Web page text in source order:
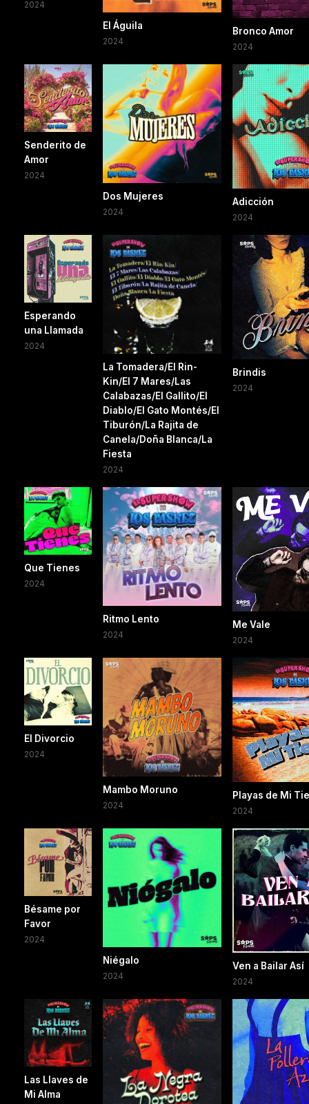
2024
El Águila
2024
Bronco Amor
2024
Senderito de
Amor
2024
Dos Mujeres
2024
Adicción
2024
Esperando
una Llamada
2024
La Tomadera/El Rin-
Kin/El 7 Mares/Las
Calabazas/El Gallito/El
Diablo/El Gato Montés/El
Tiburón/La Rajita de
Canela/Doña Blanca/La
Fiesta
2024
Brindis
2024
Que Tienes
2024
Ritmo Lento
2024
Me Vale
2024
El Divorcio
2024
Mambo Moruno
2024
Playas de Mi
2024
Bésame por
Favor
2024
Niégalo
2024
Ven a Bailar Así
2024
Las Llaves de
Mi Alma